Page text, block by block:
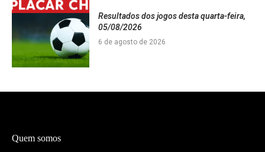
Resultados dos jogos desta quarta-feira,
05/08/2026
6 de agosto de 2026
Quem somos